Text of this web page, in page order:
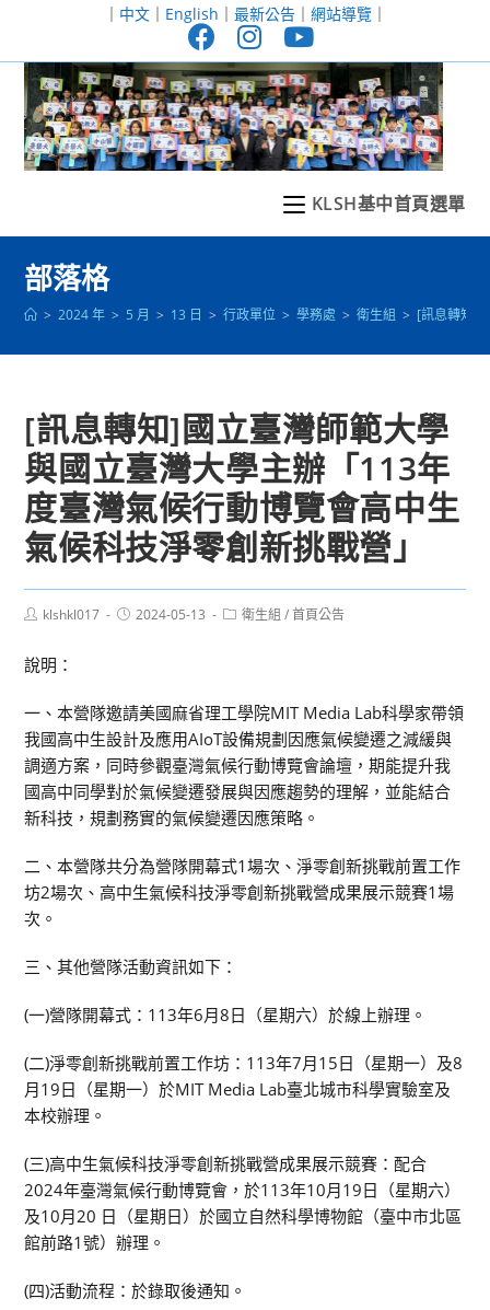
至
｜ 中文｜ English ｜ 最新公告｜ 網站導覽｜
KLSH基中首頁選單
部落格
> 2024 年 > 5 月 > 13 日 > 行政單位 > 學務處 > 衛生組 > [訊息轉知]
[訊息轉知]國立臺灣師範大學
與國立臺灣大學主辦「113年
度臺灣氣候行動博覽會高中生
氣候科技淨零創新挑戰營」
Postklshkl017
Post2024-05-13
Post衛生組 / 首頁公告
說明：
一、本營隊邀請美國麻省理工學院MIT Media Lab科學家帶領
我國高中生設計及應用AIoT設備規劃因應氣候變遷之減緩與
調適方案，同時參觀臺灣氣候行動博覽會論壇，期能提升我
國高中同學對於氣候變遷發展與因應趨勢的理解，並能結合
新科技，規劃務實的氣候變遷因應策略。
二、本營隊共分為營隊開幕式1場次、淨零創新挑戰前置工作
坊2場次、高中生氣候科技淨零創新挑戰營成果展示競賽1場
次。
三、其他營隊活動資訊如下：
(一)營隊開幕式：113年6月8日（星期六）於線上辦理。
(二)淨零創新挑戰前置工作坊：113年7月15日（星期一）及8
月19日（星期一）於MIT Media Lab臺北城市科學實驗室及
本校辦理。
(三)高中生氣候科技淨零創新挑戰營成果展示競賽：配合
2024年臺灣氣候行動博覽會，於113年10月19日（星期六）
及10月20 日（星期日）於國立自然科學博物館（臺中市北區
館前路1號）辦理。
(四)活動流程：於錄取後通知。